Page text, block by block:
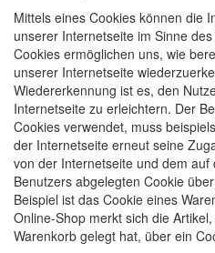
Mittels eines Cookies können die
unserer Internetseite im Sinne
Cookies ermöglichen uns, wie
unserer Internetseite
Wiedererkennung ist es, den
Internetseite zu erleichtern. Der
Cookies verwendet, muss
der Internetseite erneut seine
von der Internetseite und dem
Benutzers abgelegten Cookie
Beispiel ist das Cookie eines
Online-Shop merkt sich die
Warenkorb gelegt hat, über ein